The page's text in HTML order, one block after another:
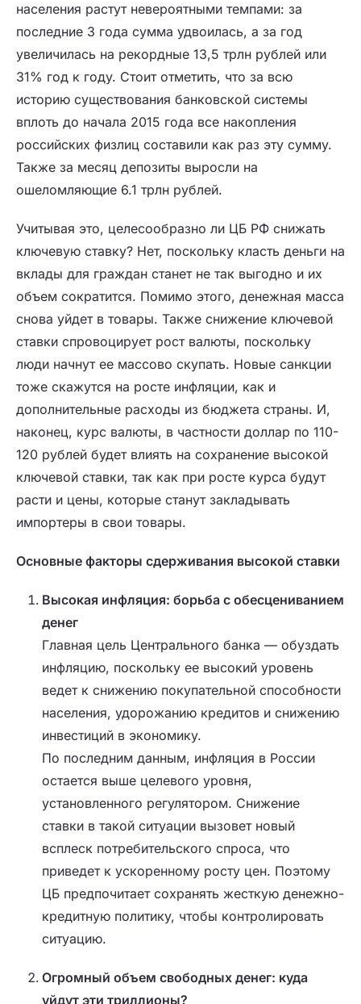
населения растут невероятными темпами: за
последние 3 года сумма удвоилась, а за год
увеличилась на рекордные 13,5 трлн рублей или
31% год к году. Стоит отметить, что за всю
историю существования банковской системы
вплоть до начала 2015 года все накопления
российских физлиц составили как раз эту сумму.
Также за месяц депозиты выросли на
ошеломляющие 6.1 трлн рублей.
Учитывая это, целесообразно ли ЦБ РФ снижать
ключевую ставку? Нет, поскольку класть деньги на
вклады для граждан станет не так выгодно и их
объем сократится. Помимо этого, денежная масса
снова уйдет в товары. Также снижение ключевой
ставки спровоцирует рост валюты, поскольку
люди начнут ее массово скупать. Новые санкции
тоже скажутся на росте инфляции, как и
дополнительные расходы из бюджета страны. И,
наконец, курс валюты, в частности доллар по 110-
120 рублей будет влиять на сохранение высокой
ключевой ставки, так как при росте курса будут
расти и цены, которые станут закладывать
импортеры в свои товары.
Основные факторы сдерживания высокой ставки
Высокая инфляция: борьба с обесцениванием
денег
Главная цель Центрального банка — обуздать
инфляцию, поскольку ее высокий уровень
ведет к снижению покупательной способности
населения, удорожанию кредитов и снижению
инвестиций в экономику.
По последним данным, инфляция в России
остается выше целевого уровня,
установленного регулятором. Снижение
ставки в такой ситуации вызовет новый
всплеск потребительского спроса, что
приведет к ускоренному росту цен. Поэтому
ЦБ предпочитает сохранять жесткую денежно-
кредитную политику, чтобы контролировать
ситуацию.
Огромный объем свободных денег: куда
уйдут эти триллионы?